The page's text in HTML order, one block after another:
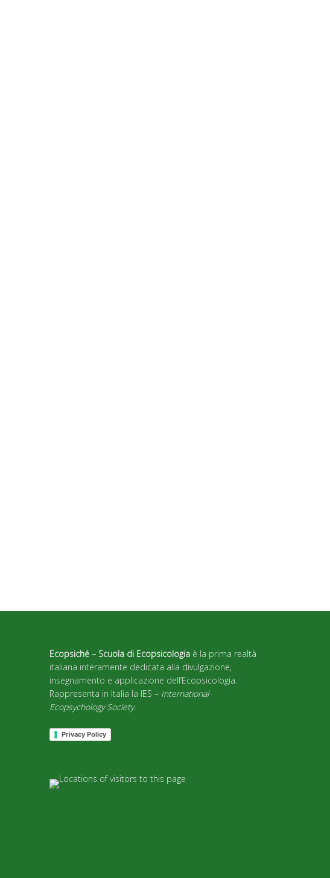
Ecopsiché – Scuola di Ecopsicologia è la prima realtà
italiana interamente dedicata alla divulgazione,
insegnamento e applicazione dell’Ecopsicologia.
Rappresenta in Italia la IES – International
Ecopsychology Society.
Privacy Policy